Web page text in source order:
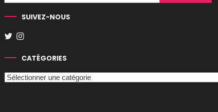
SUIVEZ-NOUS
CATÉGORIES
Catégories